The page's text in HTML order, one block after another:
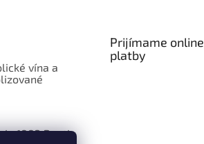
vína a
1883 Routin
Prijímame online
platby